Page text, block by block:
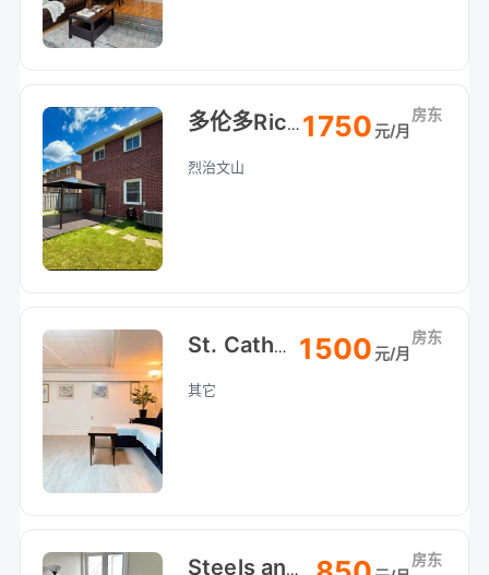
多伦多Richmond Hill 学区地下室出租（步行高中）
烈治文山
1750元/月
房东
St. Catharines 圣凯瑟琳Pen附近House地下室整租：
其它
1500元/月
房东
Steels and Bathurst 2楼
房东